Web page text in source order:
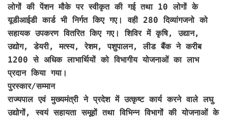
लोगों की पेंशन मौके पर स्वीकृत की गई तथा 10 लोगों के
यूडीआईडी कार्ड भी निर्गत किए गए। वही 280 दिव्यांगजनो को
सहायक उपकरण वितरित किए गए। शिविर में कृषि, उद्यान,
उद्योग, डेयरी, मत्स्य, रेशम, पशुपालन, लीड बैंक ने करीब
1200 से अधिक लाभार्थियों को विभागीय योजनाओं का लाभ
प्रदान किया गया।
पुरस्कार/सम्मान
राज्यपाल एवं मुख्यमंत्री ने प्रदेश में उत्कृष्ट कार्य करने वाले लघु
उद्योगों, स्वयं सहायता समूहों तथा विभिन्न विभागों की योजनाओं के